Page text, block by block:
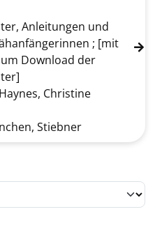
Anleitungen und
; [mit
Download der
Haynes, Christine
Stiebner